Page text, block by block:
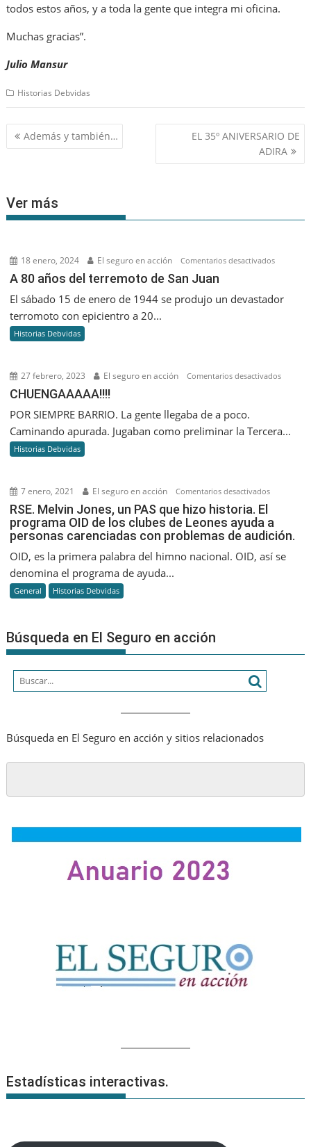
todos estos años, y a toda la gente que integra mi oficina.
Muchas gracias”.
Julio Mansur
Historias Debvidas
Navegación
de
Además y también…
EL 35º ANIVERSARIO DE
ADIRA
Ver más
18 enero, 2024 El seguro en acción Comentarios desactivadosen
años
Juan
A 80 años del terremoto de San Juan
El sábado 15 de enero de 1944 se produjo un devastador
terromoto con epicientro a 20...
Historias Debvidas
27 febrero, 2023 El seguro en acción Comentarios desactivadosen
CHUENGAAAAA!!!!
POR SIEMPRE BARRIO. La gente llegaba de a poco.
Caminando apurada. Jugaban como preliminar la Tercera...
Historias Debvidas
7 enero, 2021 El seguro en acción Comentarios desactivadosen
Melvin
Jones,
un
a
carenciadas
problemas
de
RSE. Melvin Jones, un PAS que hizo historia. El
programa OID de los clubes de Leones ayuda a
personas carenciadas con problemas de audición.
OID, es la primera palabra del himno nacional. OID, así se
denomina el programa de ayuda...
General Historias Debvidas
Búsqueda en El Seguro en acción
Búsqueda en El Seguro en acción y sitios relacionados
Estadísticas interactivas.